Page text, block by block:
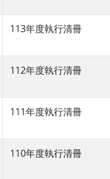
113年度執行清冊
112年度執行清冊
111年度執行清冊
110年度執行清冊